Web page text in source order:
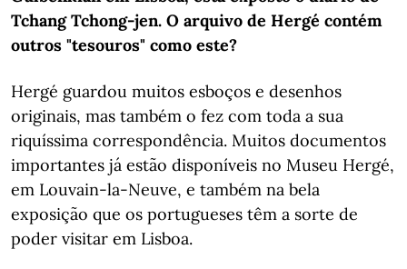
Tchang Tchong-jen. O arquivo de Hergé contém
outros "tesouros" como este?
Hergé guardou muitos esboços e desenhos
originais, mas também o fez com toda a sua
riquíssima correspondência. Muitos documentos
importantes ​​já estão disponíveis no Museu Hergé,
em Louvain-la-Neuve, e também na bela
exposição que os portugueses têm a sorte de
poder visitar em Lisboa.